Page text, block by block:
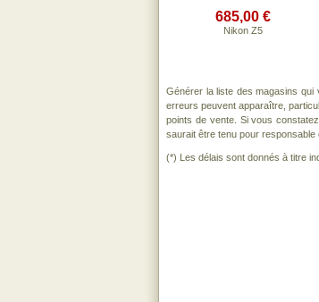
685,00 €
Nikon Z5
Générer la liste des magasins qui
erreurs peuvent apparaître,
points de vente. Si vous
saurait être tenu pour responsable
(*) Les délais sont donnés à titre